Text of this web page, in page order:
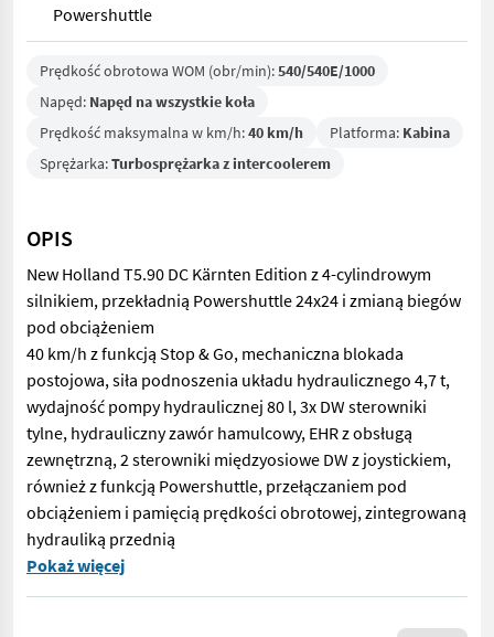
Powershuttle
Prędkość obrotowa WOM (obr/min):540/540E/1000
Napęd: Napęd na wszystkie koła
Prędkość maksymalna w km/h:40 km/h Platforma: Kabina
Sprężarka:Turbosprężarka z intercoolerem
OPIS
New Holland T5.90 DC Kärnten Edition z 4-cylindrowym
silnikiem, przekładnią Powershuttle 24x24 i zmianą biegów
pod obciążeniem
40 km/h z funkcją Stop & Go, mechaniczna blokada
postojowa, siła podnoszenia układu hydraulicznego 4,7 t,
wydajność pompy hydraulicznej 80 l, 3x DW sterowniki
tylne, hydrauliczny zawór hamulcowy, EHR z obsługą
zewnętrzną, 2 sterowniki międzyosiowe DW z joystickiem,
również z funkcją Powershuttle, przełączaniem pod
obciążeniem i pamięcią prędkości obrotowej, zintegrowaną
hydrauliką przednią
New Holland T5.90 DC Kärnten Edition z 4-cylindrowym
Pokaż więcej